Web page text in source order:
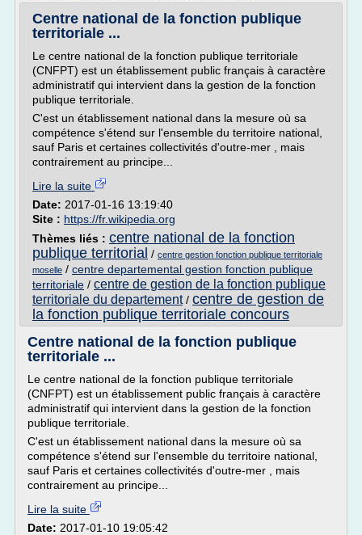
Centre national de la fonction publique
territoriale ...
Le centre national de la fonction publique territoriale
(CNFPT) est un établissement public français à caractère
administratif qui intervient dans la gestion de la fonction
publique territoriale.
C'est un établissement national dans la mesure où sa
compétence s'étend sur l'ensemble du territoire national,
sauf Paris et certaines collectivités d'outre-mer , mais
contrairement au principe...
Lire la suite
Date: 2017-01-16 13:19:40
Site : https://fr.wikipedia.org
Thèmes liés : centre national de la fonction
publique territorial / centre gestion fonction publique territoriale
moselle / centre departemental gestion fonction publique
territoriale / centre de gestion de la fonction publique
territoriale du departement/ centre de gestion de
la fonction publique territoriale concours
Centre national de la fonction publique
territoriale ...
Le centre national de la fonction publique territoriale
(CNFPT) est un établissement public français à caractère
administratif qui intervient dans la gestion de la fonction
publique territoriale.
C'est un établissement national dans la mesure où sa
compétence s'étend sur l'ensemble du territoire national,
sauf Paris et certaines collectivités d'outre-mer , mais
contrairement au principe...
Lire la suite
Date: 2017-01-10 19:05:42